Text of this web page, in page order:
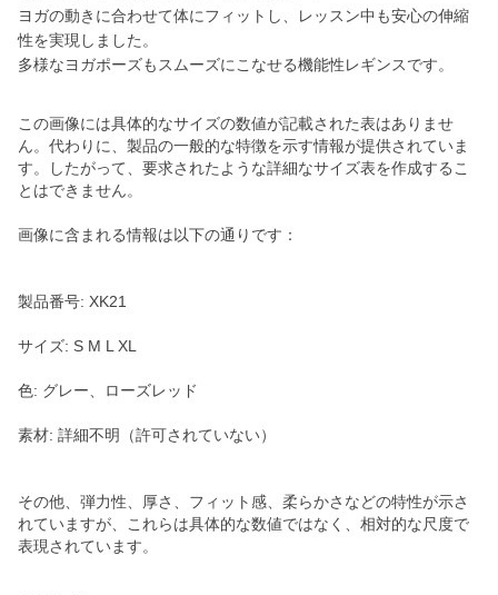
ヨガの動きに合わせて体にフィットし、レッスン中も安心の伸縮
性を実現しました。
多様なヨガポーズもスムーズにこなせる機能性レギンスです。
この画像には具体的なサイズの数値が記載された表はありませ
ん。代わりに、製品の一般的な特徴を示す情報が提供されていま
す。したがって、要求されたような詳細なサイズ表を作成するこ
とはできません。
画像に含まれる情報は以下の通りです：
製品番号: XK21
サイズ: S M L XL
色: グレー、ローズレッド
素材: 詳細不明（許可されていない）
その他、弾力性、厚さ、フィット感、柔らかさなどの特性が示さ
れていますが、これらは具体的な数値ではなく、相対的な尺度で
表現されています。